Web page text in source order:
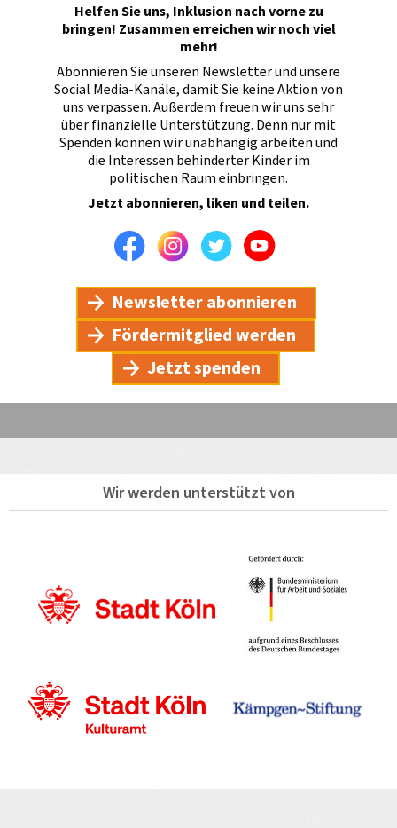
Helfen Sie uns, Inklusion nach vorne zu
bringen! Zusammen erreichen wir noch viel
mehr!
Abonnieren Sie unseren Newsletter und unsere
Social Media-Kanäle, damit Sie keine Aktion von
uns verpassen. Außerdem freuen wir uns sehr
über finanzielle Unterstützung. Denn nur mit
Spenden können wir unabhängig arbeiten und
die Interessen behinderter Kinder im
politischen Raum einbringen.
Jetzt abonnieren, liken und teilen.
FacebookInstagramTwitterYoutube
Newsletter abonnieren
Fördermitglied werden
Jetzt spenden
Wir werden unterstützt von